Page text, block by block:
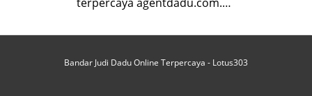
Bandar Judi Dadu Online Terpercaya - Lotus303